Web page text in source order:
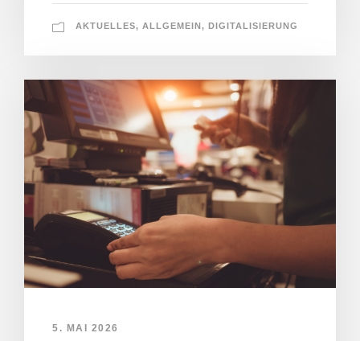
AKTUELLES, ALLGEMEIN, DIGITALISIERUNG
5. MAI 2026